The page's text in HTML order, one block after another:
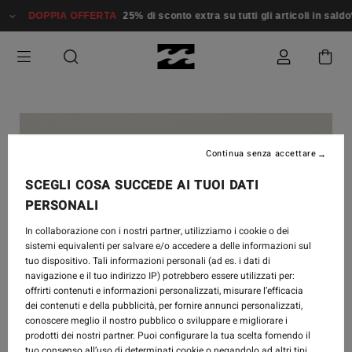
DOPPIA OFFERTA 25% di sconto extra su tutti gli articoli in saldo*
SCEGLI COSA SUCCEDE AI TUOI DATI
PERSONALI
In collaborazione con i nostri partner, utilizziamo i cookie o dei
sistemi equivalenti per salvare e/o accedere a delle informazioni sul
tuo dispositivo. Tali informazioni personali (ad es. i dati di
navigazione e il tuo indirizzo IP) potrebbero essere utilizzati per:
offrirti contenuti e informazioni personalizzati, misurare l’efficacia
dei contenuti e della pubblicità, per fornire annunci personalizzati,
conoscere meglio il nostro pubblico o sviluppare e migliorare i
prodotti dei nostri partner. Puoi configurare la tua scelta fornendo il
Continua senza accettare